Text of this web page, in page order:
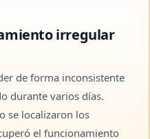
irregular
de forma inconsistente
durante varios días.
se localizaron los
el funcionamiento